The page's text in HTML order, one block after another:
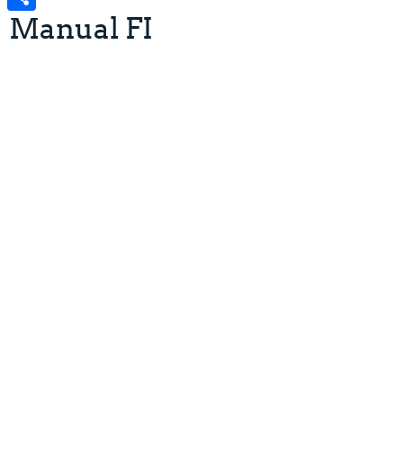
Manual FI
Share